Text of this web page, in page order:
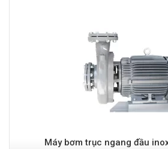
Máy bơm trục ngang đầu